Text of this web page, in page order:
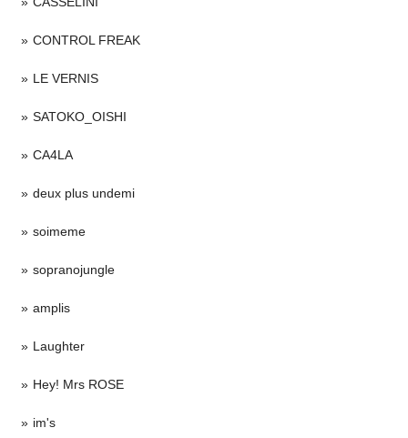
CONTROL FREAK
LE VERNIS
SATOKO_OISHI
CA4LA
deux plus undemi
soimeme
sopranojungle
amplis
Laughter
Hey! Mrs ROSE
im's